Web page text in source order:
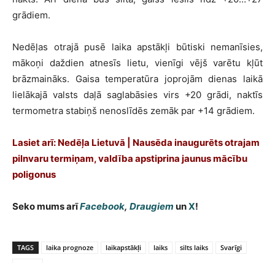
grādiem.
Nedēļas otrajā pusē laika apstākļi būtiski nemanīsies,
mākoņi daždien atnesīs lietu, vienīgi vējš varētu kļūt
brāzmaināks. Gaisa temperatūra joprojām dienas laikā
lielākajā valsts daļā saglabāsies virs +20 grādi, naktīs
termometra stabiņš nenoslīdēs zemāk par +14 grādiem.
Lasiet arī: Nedēļa Lietuvā | Nausēda inaugurēts otrajam
pilnvaru termiņam, valdība apstiprina jaunus mācību
poligonus
Seko mums arīFacebook, Draugiem unX!
TAGS laika prognoze laikapstākļi laiks silts laiks
Svarīgi